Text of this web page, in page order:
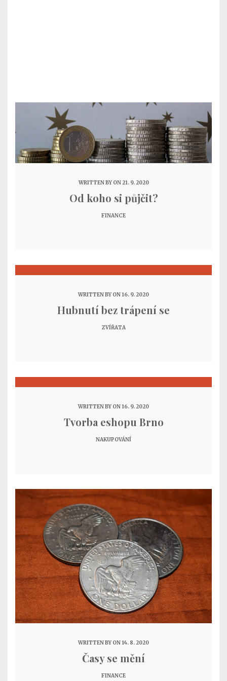
WRITTEN BY ON 21. 9. 2020
Od koho si půjčit?
FINANCE
WRITTEN BY ON 16. 9. 2020
Hubnutí bez trápení se
ZVÍŘATA
WRITTEN BY ON 16. 9. 2020
Tvorba eshopu Brno
NAKUPOVÁNÍ
WRITTEN BY ON 14. 8. 2020
Časy se mění
FINANCE